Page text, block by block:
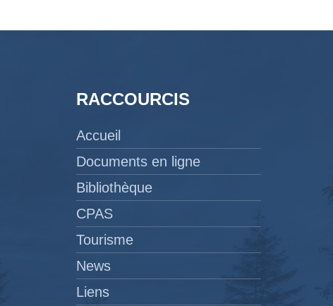
RACCOURCIS
Accueil
Documents en ligne
Bibliothèque
CPAS
Tourisme
News
Liens